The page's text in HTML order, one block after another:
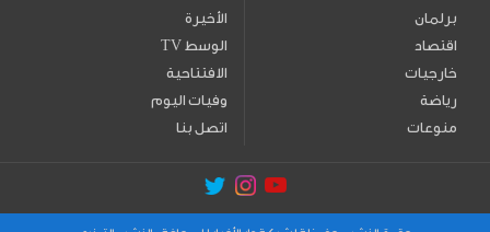
برلمان
اقتصاد
خارجيات
رياضة
منوعات
الأخيرة
TV الوسط
الافتتاحية
وفيات اليوم
اتصل بنا